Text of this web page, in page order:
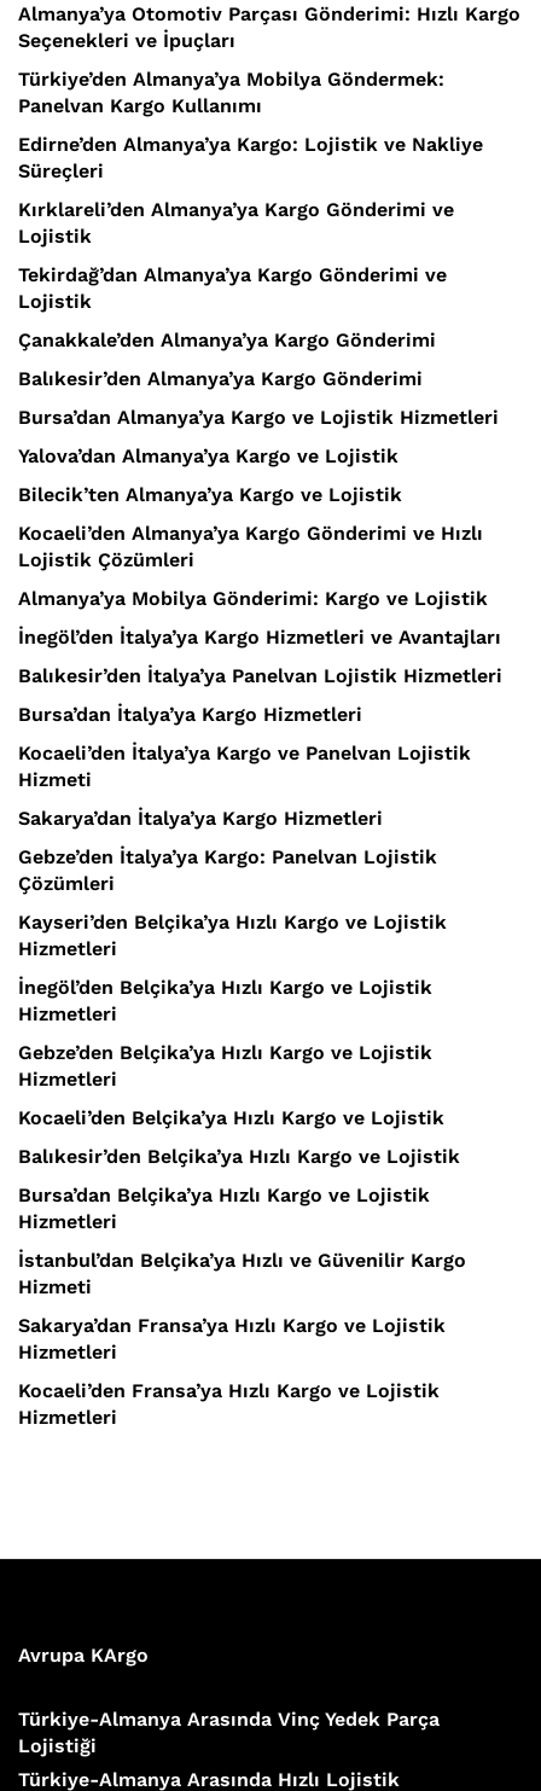
Almanya’ya Otomotiv Parçası Gönderimi: Hızlı Kargo
Seçenekleri ve İpuçları
Türkiye’den Almanya’ya Mobilya Göndermek:
Panelvan Kargo Kullanımı
Edirne’den Almanya’ya Kargo: Lojistik ve Nakliye
Süreçleri
Kırklareli’den Almanya’ya Kargo Gönderimi ve
Lojistik
Tekirdağ’dan Almanya’ya Kargo Gönderimi ve
Lojistik
Çanakkale’den Almanya’ya Kargo Gönderimi
Balıkesir’den Almanya’ya Kargo Gönderimi
Bursa’dan Almanya’ya Kargo ve Lojistik Hizmetleri
Yalova’dan Almanya’ya Kargo ve Lojistik
Bilecik’ten Almanya’ya Kargo ve Lojistik
Kocaeli’den Almanya’ya Kargo Gönderimi ve Hızlı
Lojistik Çözümleri
Almanya’ya Mobilya Gönderimi: Kargo ve Lojistik
İnegöl’den İtalya’ya Kargo Hizmetleri ve Avantajları
Balıkesir’den İtalya’ya Panelvan Lojistik Hizmetleri
Bursa’dan İtalya’ya Kargo Hizmetleri
Kocaeli’den İtalya’ya Kargo ve Panelvan Lojistik
Hizmeti
Sakarya’dan İtalya’ya Kargo Hizmetleri
Gebze’den İtalya’ya Kargo: Panelvan Lojistik
Çözümleri
Kayseri’den Belçika’ya Hızlı Kargo ve Lojistik
Hizmetleri
İnegöl’den Belçika’ya Hızlı Kargo ve Lojistik
Hizmetleri
Gebze’den Belçika’ya Hızlı Kargo ve Lojistik
Hizmetleri
Kocaeli’den Belçika’ya Hızlı Kargo ve Lojistik
Balıkesir’den Belçika’ya Hızlı Kargo ve Lojistik
Bursa’dan Belçika’ya Hızlı Kargo ve Lojistik
Hizmetleri
İstanbul’dan Belçika’ya Hızlı ve Güvenilir Kargo
Hizmeti
Sakarya’dan Fransa’ya Hızlı Kargo ve Lojistik
Hizmetleri
Kocaeli’den Fransa’ya Hızlı Kargo ve Lojistik
Hizmetleri
Avrupa KArgo
Türkiye-Almanya Arasında Vinç Yedek Parça
Lojistiği
Türkiye-Almanya Arasında Hızlı Lojistik